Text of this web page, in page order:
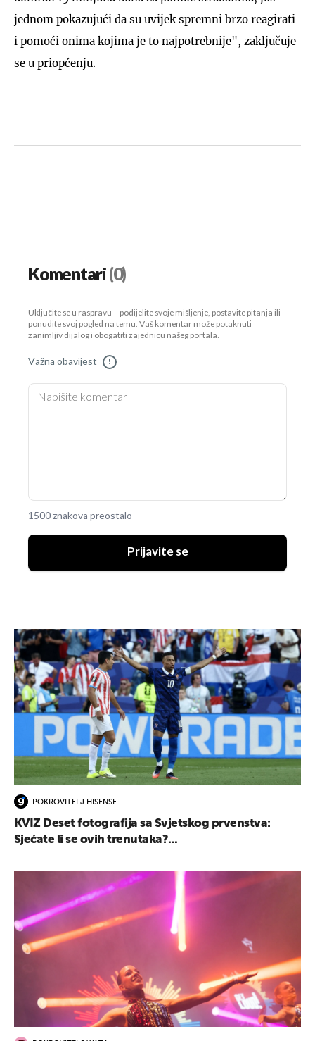
jednom pokazujući da su uvijek spremni brzo reagirati
i pomoći onima kojima je to najpotrebnije", zaključuje
se u priopćenju.
Komentari(0)
Uključite se u raspravu – podijelite svoje mišljenje, postavite pitanja ili
ponudite svoj pogled na temu. Vaš komentar može potaknuti
zanimljiv dijalog i obogatiti zajednicu našeg portala.
Važna obavijest !
1500 znakova preostalo
Prijavite se
POKROVITELJ HISENSE
KVIZ Deset fotografija sa Svjetskog prvenstva:
Sjećate li se ovih trenutaka?...